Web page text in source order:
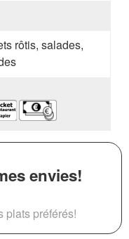
rôtis, salades,
envies!
plats préférés!